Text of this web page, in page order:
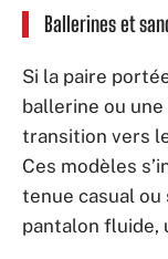
Ballerines et
Si la paire
ballerine ou
transition vers
Ces modèles
tenue casual ou
pantalon fluide,